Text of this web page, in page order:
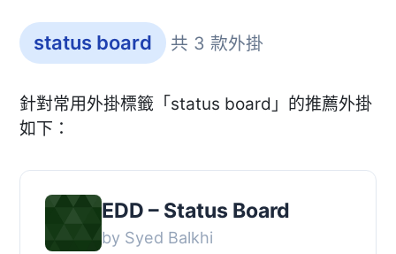
status board 共 3 款外掛
針對常用外掛標籤「status board」的推薦外掛
如下：
EDD – Status Board
by Syed Balkhi